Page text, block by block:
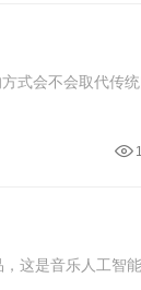
式会不会取代传
这是音乐人工智